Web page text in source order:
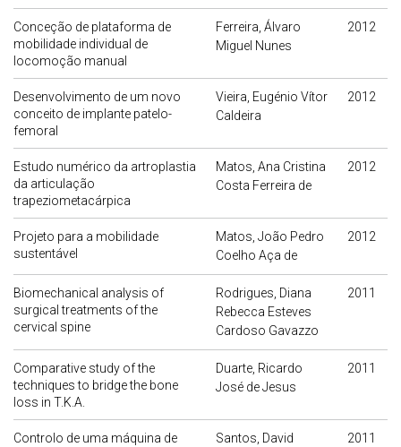
Conceção de plataforma de
mobilidade individual de
locomoção manual
Ferreira, Álvaro
Miguel Nunes
2012
Desenvolvimento de um novo
conceito de implante patelo-
femoral
Vieira, Eugénio Vítor
Caldeira
2012
Estudo numérico da artroplastia
da articulação
trapeziometacárpica
Matos, Ana Cristina
Costa Ferreira de
2012
Projeto para a mobilidade
sustentável
Matos, João Pedro
Coelho Aça de
2012
Biomechanical analysis of
surgical treatments of the
cervical spine
Rodrigues, Diana
Rebecca Esteves
Cardoso Gavazzo
2011
Comparative study of the
techniques to bridge the bone
loss in T.K.A.
Duarte, Ricardo
José de Jesus
2011
Controlo de uma máquina de
Santos, David
2011